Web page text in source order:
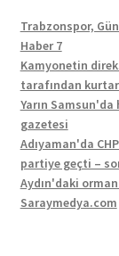
Trabzonspor,
Haber 7
Kamyonetin
tarafından
Yarın Samsun'da
gazetesi
Adıyaman'da
partiye geçti –
Aydın'daki
Saraymedya.com